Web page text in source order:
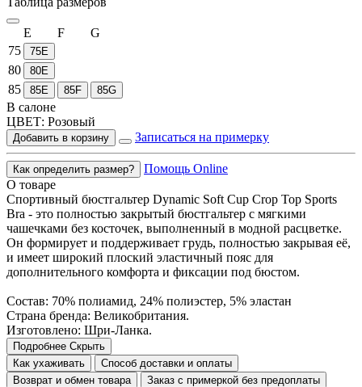
E F
G
75
75E
80 80E
85 85E 85F 85G
В салоне
ЦВЕТ: Розовый
Добавить в корзину Записаться на примерку
Как определить размер?
Помощь Online
О товаре
Спортивный бюстгальтер Dynamic Soft Cup Crop Top Sports
Bra - это полностью закрытый бюстгальтер с мягкими
чашечками без косточек, выполненный в модной расцветке.
Он формирует и поддерживает грудь, полностью закрывая её,
и имеет широкий плоский эластичный пояс для
дополнительного комфорта и фиксации под бюстом.
Состав: 70% полиамид, 24% полиэстер, 5% эластан
Страна бренда: Великобритания.
Изготовлено: Шри-Ланка.
Подробнее Скрыть
Как ухаживать
Способ доставки и оплаты
Возврат и обмен товара
Заказ с примеркой без предоплаты